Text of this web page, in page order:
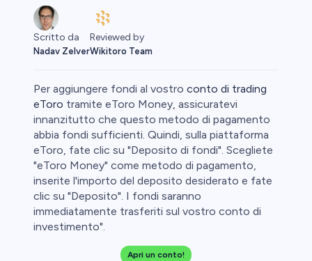
Scritto da
Nadav Zelver
Reviewed by
Wikitoro Team
Per aggiungere fondi al vostro conto di trading
eToro tramite eToro Money, assicuratevi
innanzitutto che questo metodo di pagamento
abbia fondi sufficienti. Quindi, sulla piattaforma
eToro, fate clic su "Deposito di fondi". Scegliete
"eToro Money" come metodo di pagamento,
inserite l'importo del deposito desiderato e fate
clic su "Deposito". I fondi saranno
immediatamente trasferiti sul vostro conto di
investimento".
Apri un conto!